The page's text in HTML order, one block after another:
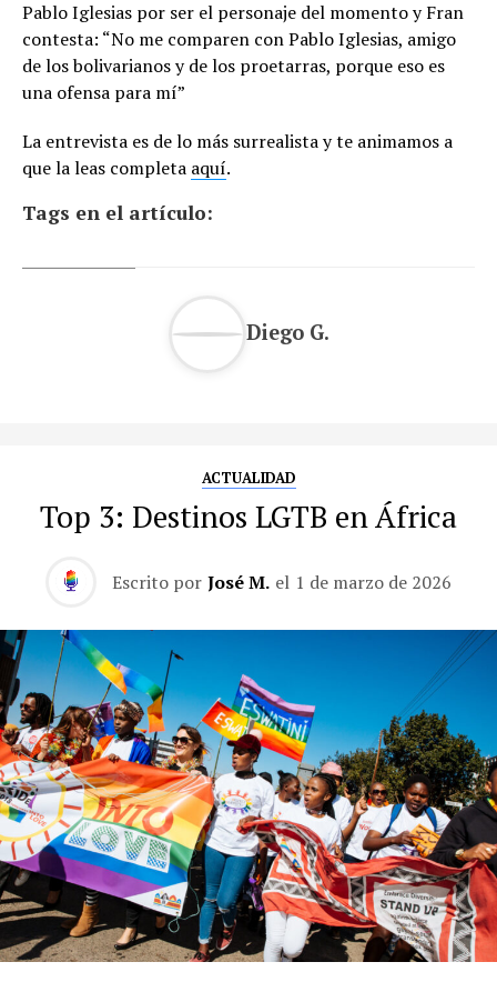
Pablo Iglesias por ser el personaje del momento y Fran
contesta: “No me comparen con Pablo Iglesias, amigo
de los bolivarianos y de los proetarras, porque eso es
una ofensa para mí”
La entrevista es de lo más surrealista y te animamos a
que la leas completa aquí.
Tags en el artículo:
Diego G.
ACTUALIDAD
Top 3: Destinos LGTB en África
Escrito por José M. el 1 de marzo de 2026